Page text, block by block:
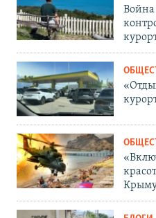
Война
Крыму